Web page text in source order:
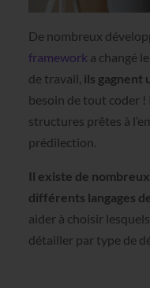
De nombreux
framework a changé
de travail, ils gagnent
besoin de tout coder
structures prêtes à
prédilection.
Il existe de
différents langages
aider à choisir
détailler par type de